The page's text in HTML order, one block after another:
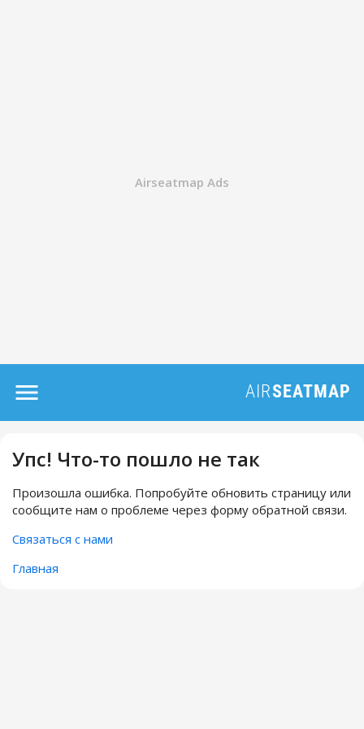
Упс! Что-то пошло не так
Произошла ошибка. Попробуйте обновить страницу или
сообщите нам о проблеме через форму обратной связи.
Связаться с нами
Главная